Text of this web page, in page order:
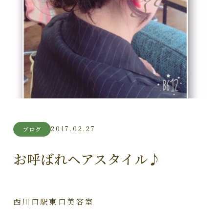
ブログ 2017.02.27
お呼ばれヘアスタイル♪
西川口駅東口美容室